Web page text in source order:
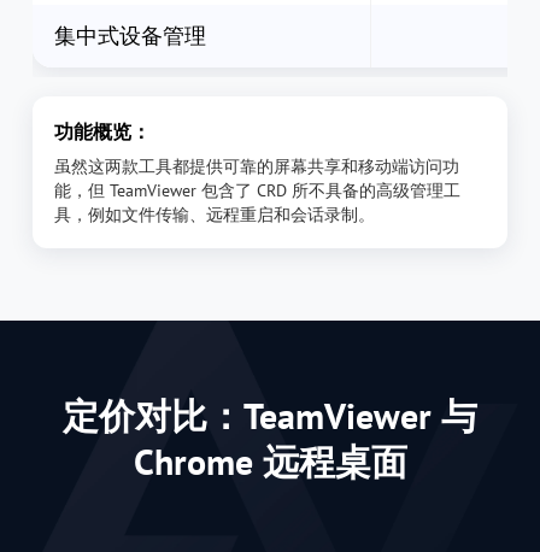
集中式设备管理
功能概览：
虽然这两款工具都提供可靠的屏幕共享和移动端访问功
能，但 TeamViewer 包含了 CRD 所不具备的高级管理工
具，例如文件传输、远程重启和会话录制。
定价对比：TeamViewer 与
Chrome 远程桌面